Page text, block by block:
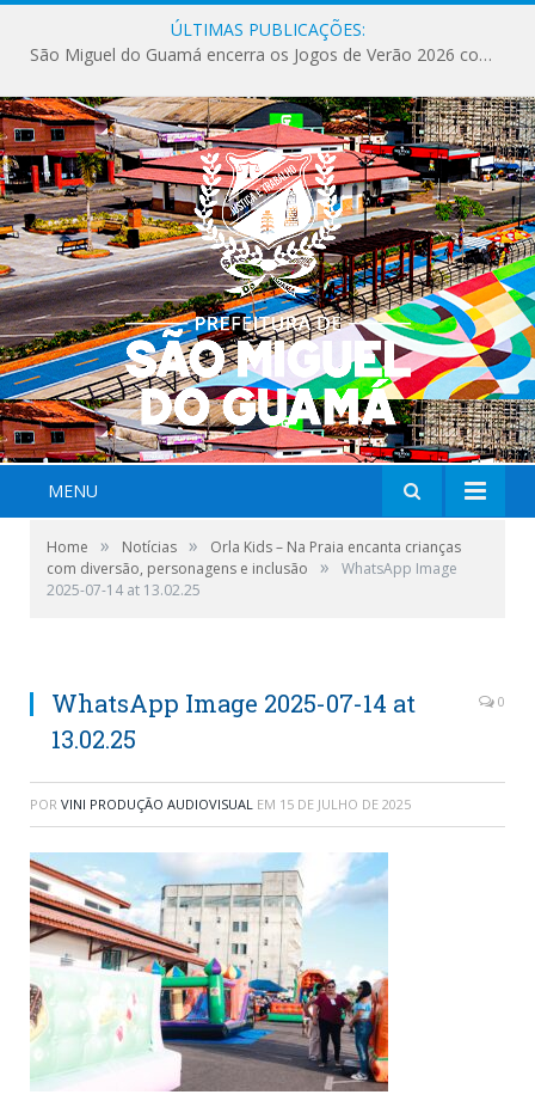
ÚLTIMAS PUBLICAÇÕES:
São Miguel do Guamá encerra os Jogos de Verão 2026 com sucesso de público e competições.
MENU
Home » Notícias »
Orla Kids – Na Praia encanta crianças
com diversão, personagens e inclusão
»
WhatsApp Image
2025-07-14 at 13.02.25
WhatsApp Image 2025-07-14 at
13.02.25
0
POR VINI PRODUÇÃO AUDIOVISUAL EM 15 DE JULHO DE 2025